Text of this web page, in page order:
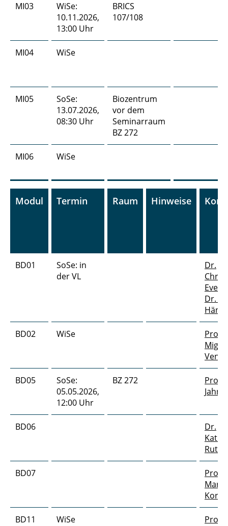
MI03
WiSe:
10.11.2026,
13:00 Uhr
BRICS
107/108
MI04 WiSe
MI05
SoSe:
13.07.2026,
08:30 Uhr
Biozentrum
vor dem
Seminarraum
BZ 272
MI06 WiSe
Modul Termin Raum Hinweise
BD01
SoSe: in
der VL
Dr.
Evers
Dr.
BD02 WiSe
Prof.
BD05
SoSe:
05.05.2026,
12:00 Uhr
BZ 272
Prof.
Jahn
BD06
Dr.
BD07
Prof.
Korte
BD11
WiSe
Prof.